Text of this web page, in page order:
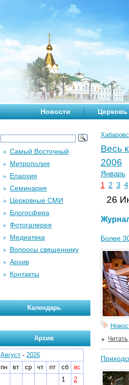
Новости Церковь
Весь
2006
Январь
1
2 3 4
26
Более
Самый Восточный
Митрополия
Епархия
Семинария
Церковные СМИ
Блогосфера
Фотогалерея
Медиатека
Вопросы священнику
Архив
Контакты
Календарь
Архив
Август - 2026
пн
вт ср чт пт сб
вс
1
2